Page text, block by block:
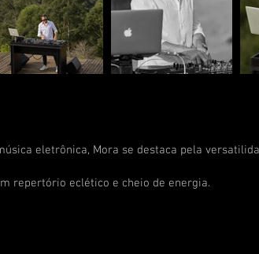
eletrônica, Mora se destaca pela
repertório eclético e cheio de energia.